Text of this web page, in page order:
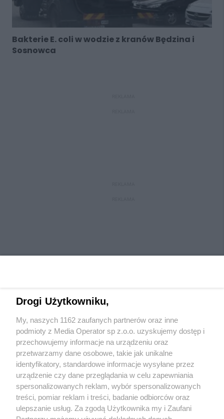
Bakterie E. coli w wodzie z kranów Będzina i
Sosnowca
Wydawca mediówlokalnych
Nie zapomnij
zapoznać się z:
polityką prywatności
Twojemiasto Skontaktuj się z nami
Drogi Użytkowniku,
My, naszych 1162 zaufanych partnerów oraz inne
podmioty z Media Operator sp z.o.o. uzyskujemy dostęp i
przechowujemy informacje na urządzeniu oraz
przetwarzamy dane osobowe, takie jak unikalne
identyfikatory, standardowe informacje wysyłane przez
urządzenie czy dane przeglądania w celu zapewniania
spersonalizowanych reklam, wybór spersonalizowanych
treści, pomiar reklam i treści, badanie odbiorców oraz
ulepszanie usług. Za zgodą Użytkownika my i Zaufani